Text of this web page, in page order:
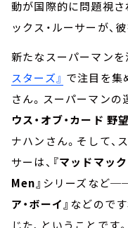
動が国際的に問題視さ
ックス・ルーサーが、
新たなスーパーマンを
スターズ』 で注目を集
さん。スーパーマンの
ウス・オブ・カード 野
ナハンさん。そして、
サーは、 『マッドマッ
Men』 シリーズなど
ア・ボーイ』 などので
じた、ということです。